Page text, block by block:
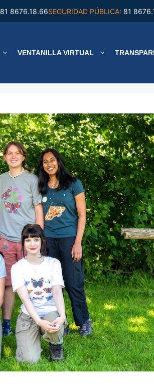
81 8676.18.66SEGURIDAD PÚBLICA: 81
VENTANILLA VIRTUAL